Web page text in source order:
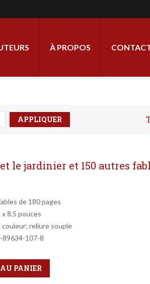
À PROPOS
le jardinier et 150 autres
de 180 pages
x 8,5 pouces
reliure souple
89634-107-8
PANIER